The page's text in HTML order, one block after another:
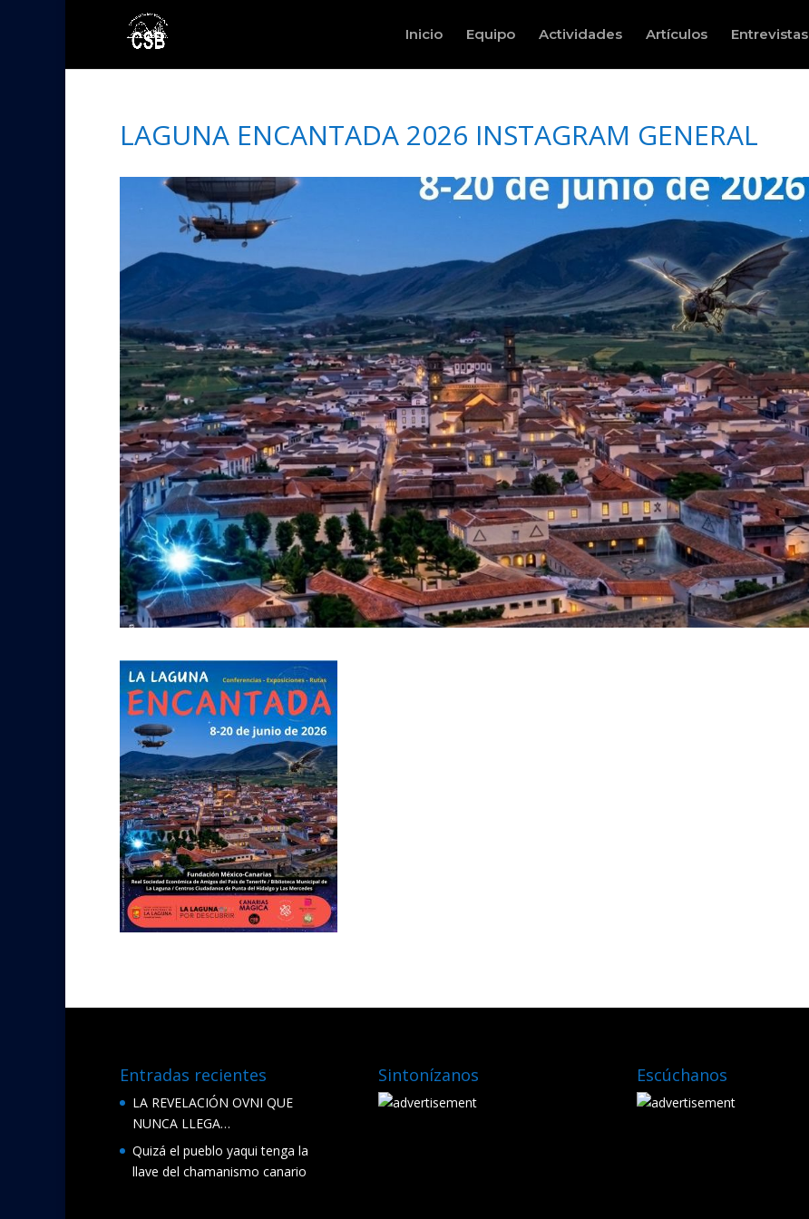
Inicio Equipo Actividades Artículos Entrevistas
LAGUNA ENCANTADA 2026 INSTAGRAM GENERAL
Entradas recientes
LA REVELACIÓN OVNI QUE
NUNCA LLEGA…
Quizá el pueblo yaqui tenga la
llave del chamanismo canario
Sintonízanos Escúchanos